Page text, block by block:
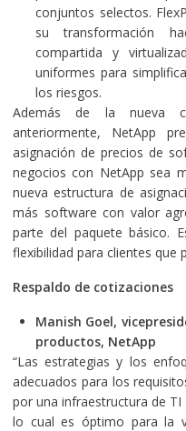
conjuntos selectos.
su transformación
compartida y
uniformes para
los riesgos.
Además de la nueva
anteriormente, NetApp
asignación de precios de
negocios con NetApp sea
nueva estructura de
más software con valor
parte del paquete básico.
flexibilidad para clientes que
Respaldo de cotizaciones
Manish Goel,
productos, NetApp
“Las estrategias y los
adecuados para los
por una infraestructura de
lo cual es óptimo para la